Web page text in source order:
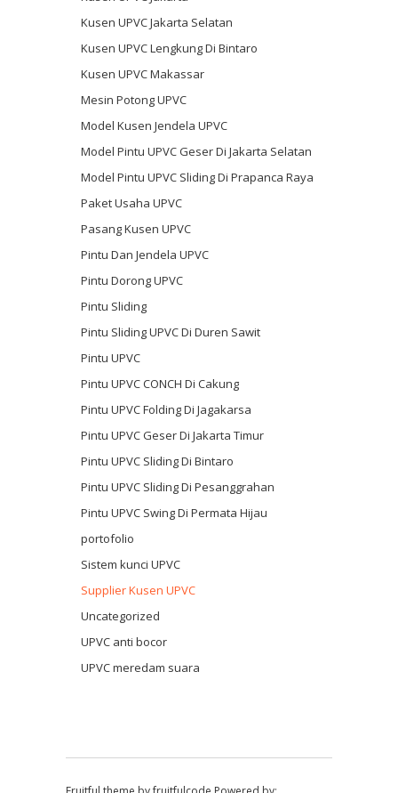
Kusen UPVC Jakarta Selatan
Kusen UPVC Lengkung Di Bintaro
Kusen UPVC Makassar
Mesin Potong UPVC
Model Kusen Jendela UPVC
Model Pintu UPVC Geser Di Jakarta Selatan
Model Pintu UPVC Sliding Di Prapanca Raya
Paket Usaha UPVC
Pasang Kusen UPVC
Pintu Dan Jendela UPVC
Pintu Dorong UPVC
Pintu Sliding
Pintu Sliding UPVC Di Duren Sawit
Pintu UPVC
Pintu UPVC CONCH Di Cakung
Pintu UPVC Folding Di Jagakarsa
Pintu UPVC Geser Di Jakarta Timur
Pintu UPVC Sliding Di Bintaro
Pintu UPVC Sliding Di Pesanggrahan
Pintu UPVC Swing Di Permata Hijau
portofolio
Sistem kunci UPVC
Supplier Kusen UPVC
Uncategorized
UPVC anti bocor
UPVC meredam suara